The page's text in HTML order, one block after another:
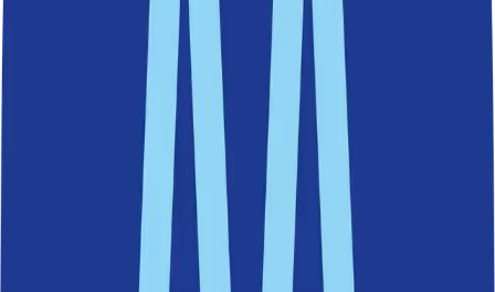
Älta (6 badplatser)
Källtorpsbadet
Ulvsjöns badplats
Sandasjöns badplats
Mer om nackas badplatser kan du läsa på
Nacka kommuns hemsida.
Saltsjöbaden Östra Sicklaön Västra Sicklaön